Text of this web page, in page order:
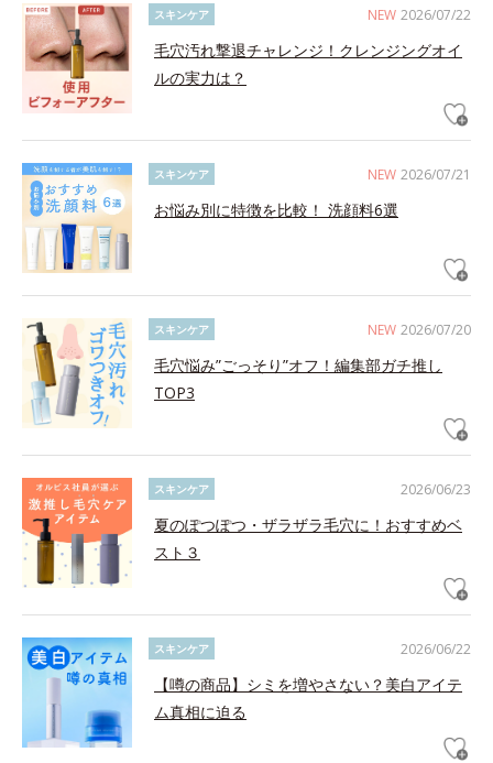
NEW 2026/07/22
スキンケア
毛穴汚れ撃退チャレンジ！クレンジングオイ
ルの実力は？
NEW 2026/07/21
スキンケア
お悩み別に特徴を比較！ 洗顔料6選
NEW 2026/07/20
スキンケア
毛穴悩み”ごっそり”オフ！編集部ガチ推し
TOP3
2026/06/23
スキンケア
夏のぽつぽつ・ザラザラ毛穴に！おすすめベ
スト３
2026/06/22
スキンケア
【噂の商品】シミを増やさない？美白アイテ
ム真相に迫る